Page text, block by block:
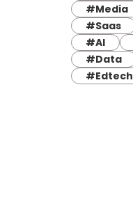
#Media
#Saas
#AI
#Data
#Edtech